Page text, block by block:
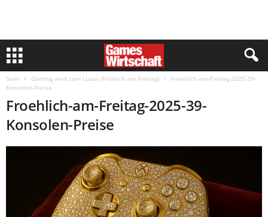
Start Gaming wird zum Luxus (Fröhlich am Freitag)
Froehlich-am-Freitag-2025-39-
Konsolen-Preise
Froehlich-am-Freitag-2025-39-
Konsolen-Preise